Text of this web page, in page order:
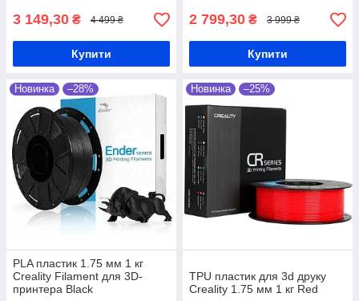
3 149,30 ₴ 4 499 ₴
Купити
2 799,30 ₴ 3 999 ₴
Купити
Новинка –28%
PLA пластик 1.75 мм 1 кг
Creality Filament для 3D-
принтера Black
Новинка –25%
TPU пластик для 3d друку
Creality 1.75 мм 1 кг Red